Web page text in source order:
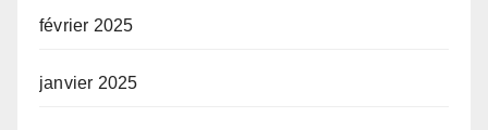
février 2025
janvier 2025